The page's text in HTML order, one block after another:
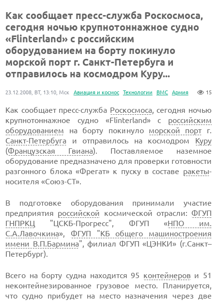
Как сообщает пресс-служба Роскосмоса,
сегодня ночью крупнотоннажное судно
«Flinterland» с российским
оборудованием на борту покинуло
морской порт г. Санкт-Петербуга и
отправилось на космодром Куру...
Авиация и космос Технологии ВМС Армия 15
23.12.2008, ВТ, 13:10, Мск
Как сообщает пресс-служба Роскосмоса, сегодня ночью
крупнотоннажное судно «Flinterland» с российским
оборудованием на борту покинуло морской портг.
Санкт-Петербуга и отправилось на космодром Куру
(Французская Гвиана). Поставляемое наземное
оборудование предназначено для проверки готовности
разгонного блока «Фрегат» к пуску в составе ракеты-
носителя «Союз-СТ».
В подготовке оборудования принимали участие
предприятия российской космической отрасли: ФГУП
ГНПРКЦ "ЦСКБ-Прогресс", ФГУП «НПО им.
С.А.Лавочкина», ФГУП "КБ общего машиностроения
имени В.П.Бармина", филиал ФГУП «ЦЭНКИ» (г.Санкт–
Петербург).
Всего на борту судна находится 95 контейнеров и 51
неконтейнезированное грузовое место. Планируется,
что судно прибудет на место назначения через две